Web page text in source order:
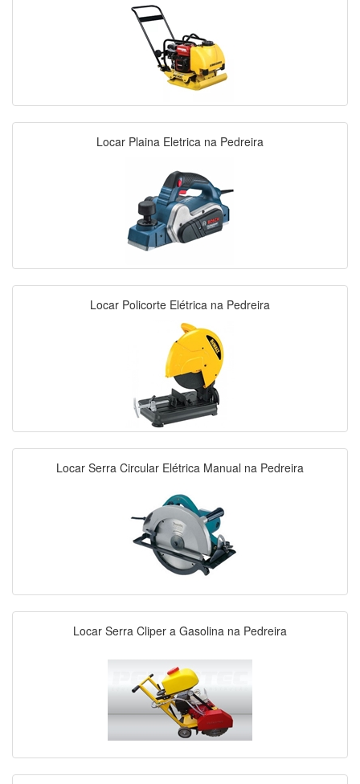
Locar Plaina Eletrica na Pedreira
Locar Policorte Elétrica na Pedreira
Locar Serra Circular Elétrica Manual na Pedreira
Locar Serra Cliper a Gasolina na Pedreira